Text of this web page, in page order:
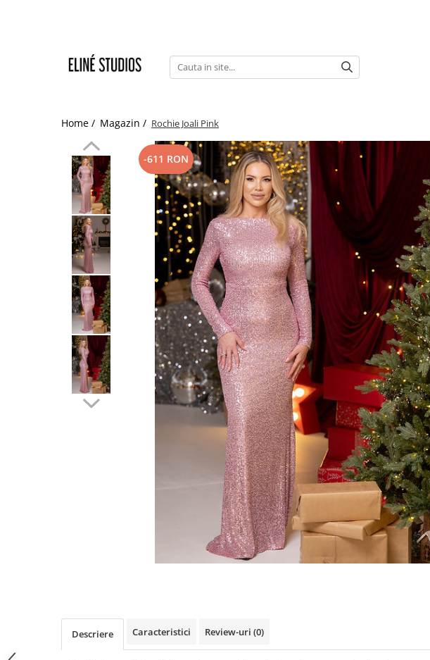
Costume Baie
Lichidare de stoc
Home / Magazin / Rochie Joali Pink
-611 RON
Descriere Caracteristici Review-uri (0)